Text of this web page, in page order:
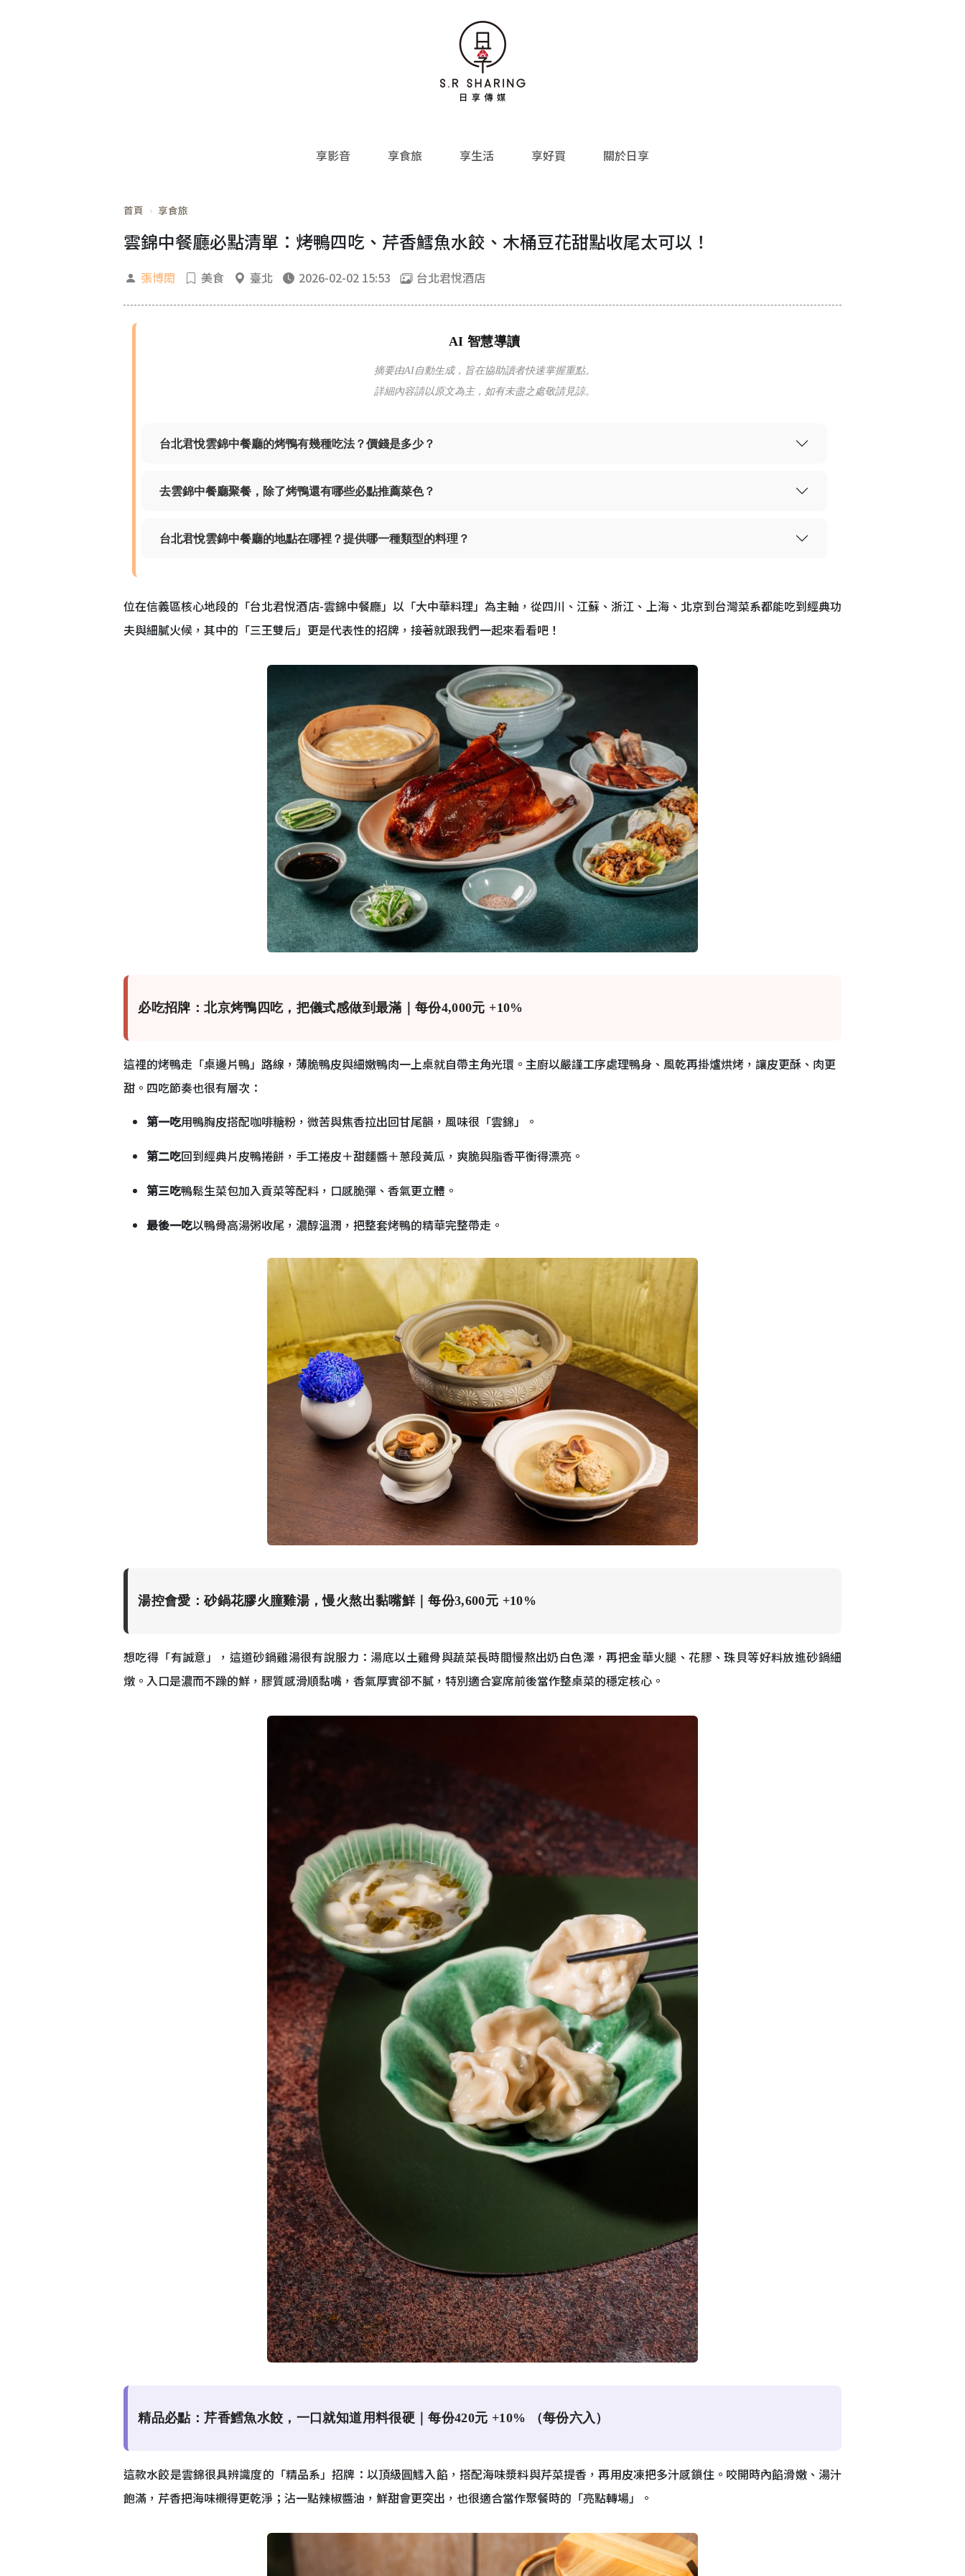
享影音 享食旅 享生活 享好買 關於日享
首頁 享食旅
雲錦中餐廳必點清單：烤鴨四吃、芹香鱈魚水餃、木桶豆花甜點收尾太可以！
張博閎 美食 臺北 2026-02-02 15:53 台北君悅酒店
AI 智慧導讀
摘要由AI自動生成，旨在協助讀者快速掌握重點。
詳細內容請以原文為主，如有未盡之處敬請見諒。
台北君悅雲錦中餐廳的烤鴨有幾種吃法？價錢是多少？
去雲錦中餐廳聚餐，除了烤鴨還有哪些必點推薦菜色？
台北君悅雲錦中餐廳的地點在哪裡？提供哪一種類型的料理？
位在信義區核心地段的「台北君悅酒店-雲錦中餐廳」 以「大中華料理」為主軸，從四川、江蘇、浙江、上海、北京到台灣菜系都能吃到經典功
夫與細膩火候，其中的「三王雙后」更是代表性的招牌，接著就跟我們一起來看看吧！
必吃招牌：北京烤鴨四吃，把儀式感做到最滿｜每份4,000元 +10%
這裡的烤鴨走「桌邊片鴨」路線，薄脆鴨皮與細嫩鴨肉一上桌就自帶主角光環。主廚以嚴謹工序處理鴨身、風乾再掛爐烘烤，讓皮更酥、肉更
甜。四吃節奏也很有層次：
第一吃用鴨胸皮搭配咖啡糖粉，微苦與焦香拉出回甘尾韻，風味很「雲錦」。
第二吃回到經典片皮鴨捲餅，手工捲皮＋甜麵醬＋蔥段黃瓜，爽脆與脂香平衡得漂亮。
第三吃鴨鬆生菜包加入貢菜等配料，口感脆彈、香氣更立體。
最後一吃以鴨骨高湯粥收尾，濃醇溫潤，把整套烤鴨的精華完整帶走。
湯控會愛：砂鍋花膠火朣雞湯，慢火熬出黏嘴鮮｜每份3,600元 +10%
想吃得「有誠意」，這道砂鍋雞湯很有說服力：湯底以土雞骨與蔬菜長時間慢熬出奶白色澤，再把金華火腿、花膠、珠貝等好料放進砂鍋細
燉。入口是濃而不躁的鮮，膠質感滑順黏嘴，香氣厚實卻不膩，特別適合宴席前後當作整桌菜的穩定核心。
精品必點：芹香鱈魚水餃，一口就知道用料很硬｜每份420元 +10% （每份六入）
這款水餃是雲錦很具辨識度的「精品系」招牌：以頂級圓鱈入餡，搭配海味漿料與芹菜提香，再用皮凍把多汁感鎖住。咬開時內餡滑嫩、湯汁
飽滿，芹香把海味襯得更乾淨；沾一點辣椒醬油，鮮甜會更突出，也很適合當作聚餐時的「亮點轉場」。